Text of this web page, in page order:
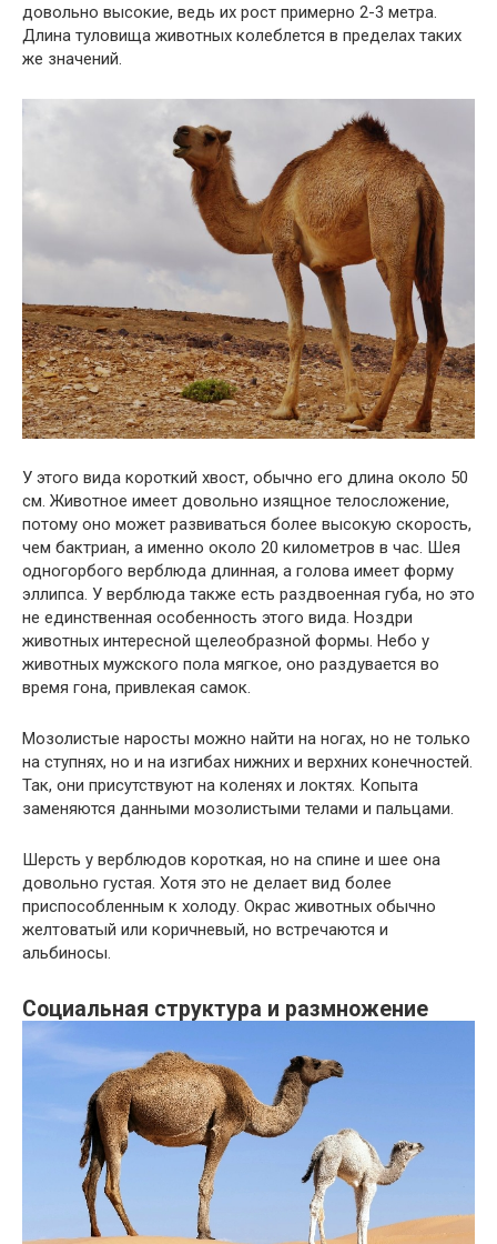
довольно высокие, ведь их рост примерно 2-3 метра.
Длина туловища животных колеблется в пределах таких
же значений.
У этого вида короткий хвост, обычно его длина около 50
см. Животное имеет довольно изящное телосложение,
потому оно может развиваться более высокую скорость,
чем бактриан, а именно около 20 километров в час. Шея
одногорбого верблюда длинная, а голова имеет форму
эллипса. У верблюда также есть раздвоенная губа, но это
не единственная особенность этого вида. Ноздри
животных интересной щелеобразной формы. Небо у
животных мужского пола мягкое, оно раздувается во
время гона, привлекая самок.
Мозолистые наросты можно найти на ногах, но не только
на ступнях, но и на изгибах нижних и верхних конечностей.
Так, они присутствуют на коленях и локтях. Копыта
заменяются данными мозолистыми телами и пальцами.
Шерсть у верблюдов короткая, но на спине и шее она
довольно густая. Хотя это не делает вид более
приспособленным к холоду. Окрас животных обычно
желтоватый или коричневый, но встречаются и
альбиносы.
Социальная структура и размножение